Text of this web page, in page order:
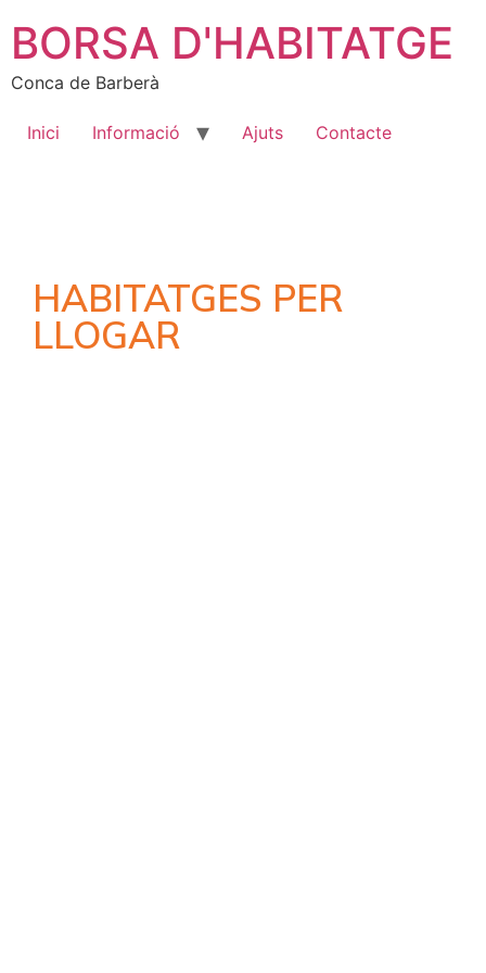
BORSA D'HABITATGE
Conca de Barberà
Inici Informació Ajuts Contacte
HABITATGES PER
LLOGAR